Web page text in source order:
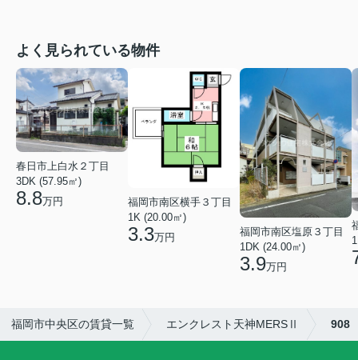
よく見られている物件
春日市上白水２丁目
3DK (57.95㎡)
8.8万円
福岡市南区横手３丁目
1K (20.00㎡)
3.3万円
福岡市南区塩原３丁目
1DK (24.00㎡)
3.9万円
福岡市中央区の賃貸一覧 エンクレスト天神MERSⅡ 908